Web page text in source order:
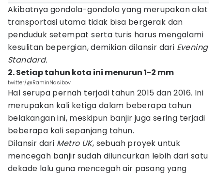
Akibatnya gondola-gondola yang merupakan alat
transportasi utama tidak bisa bergerak dan
penduduk setempat serta turis harus mengalami
kesulitan bepergian, demikian dilansir dari Evening
Standard.
2. Setiap tahun kota ini menurun 1-2 mm
twitter/@RaminNasibov
Hal serupa pernah terjadi tahun 2015 dan 2016. Ini
merupakan kali ketiga dalam beberapa tahun
belakangan ini, meskipun banjir juga sering terjadi
beberapa kali sepanjang tahun.
Dilansir dari Metro UK, sebuah proyek untuk
mencegah banjir sudah diluncurkan lebih dari satu
dekade lalu guna mencegah air pasang yang